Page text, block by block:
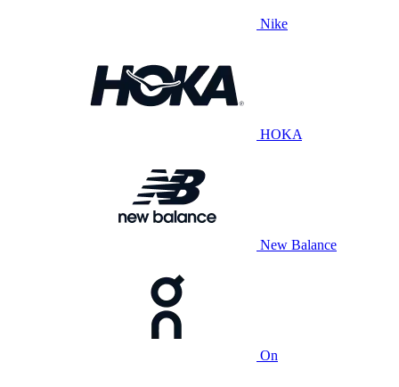
Nike
HOKA
New Balance
On